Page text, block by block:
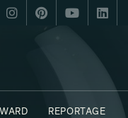
REPORTAGE